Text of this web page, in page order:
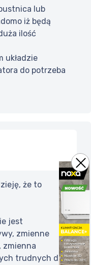
lub
iż będą
ilość
układzie
do potrzeba
że to
jest
zmienne
zmienna
trudnych do